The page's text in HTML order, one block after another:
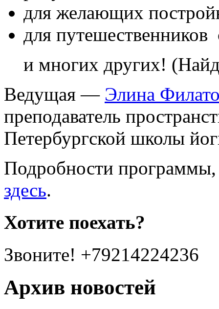
для желающих
для
и многих других!
Ведущая — Элина
преподаватель
Петербургской школы
Подробности
здесь.
Хотите поехать?
Звоните! +79214224236
Архив новостей